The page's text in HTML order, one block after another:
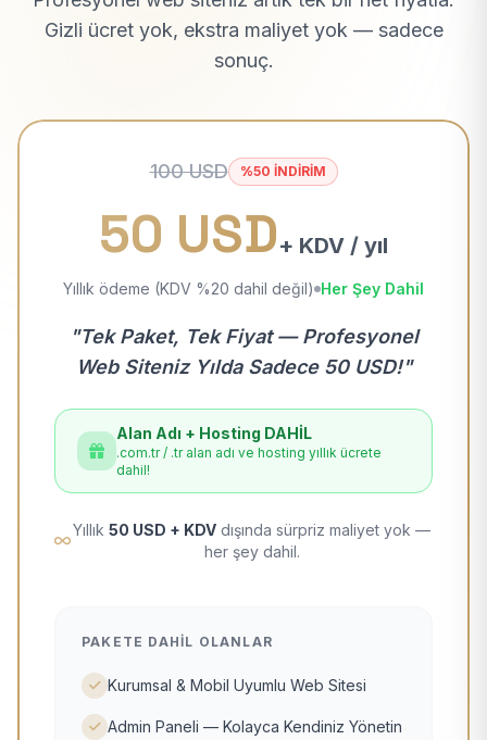
Gizli ücret yok, ekstra maliyet yok — sadece
sonuç.
100 USD %50 İNDİRİM
50 USD+ KDV / yıl
Yıllık ödeme (KDV %20 dahil değil) Her Şey Dahil
"Tek Paket, Tek Fiyat — Profesyonel
Web Siteniz Yılda Sadece 50 USD!"
Alan Adı + Hosting DAHİL
.com.tr / .tr alan adı ve hosting yıllık ücrete
dahil!
Yıllık 50 USD + KDV dışında sürpriz maliyet yok —
her şey dahil.
PAKETE DAHIL OLANLAR
Kurumsal & Mobil Uyumlu Web Sitesi
Admin Paneli — Kolayca Kendiniz Yönetin